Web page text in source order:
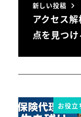
新しい投稿
アクセス
点を見つ
お役立